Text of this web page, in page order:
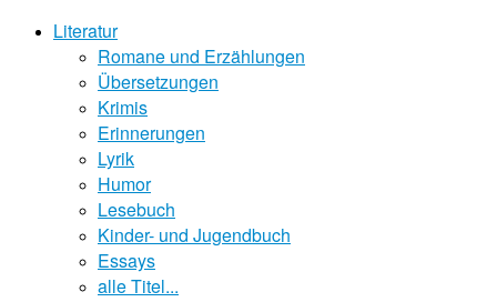
Literatur
Romane und Erzählungen
Übersetzungen
Krimis
Erinnerungen
Lyrik
Humor
Lesebuch
Kinder- und Jugendbuch
Essays
alle Titel...